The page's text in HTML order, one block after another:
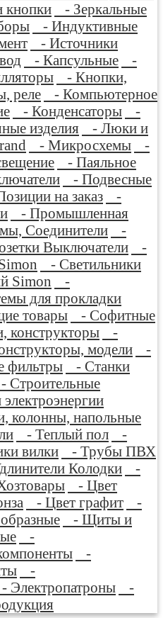
кнопки
- Зеркальные
- Индуктивные
- Источники
- Капсульные
-
- Кнопки,
реле
- Компьютерное
- Конденсаторы
-
изделия
- Люки и
- Микросхемы
-
- Паяльное
- Подвесные
на заказ
-
- Промышленная
Соединители
-
Выключатели
-
- Светильники
Simon
-
для прокладки
товары
- Софитные
конструкторы
-
модели
-
фильтры
- Станки
Строительные
колонны, напольные
- Теплый пол
-
вилки
- Трубы ПВХ
Колодки
-
- Цвет
- Цвет графит
-
- Щиты и
-
-
-
- Электропатроны
-